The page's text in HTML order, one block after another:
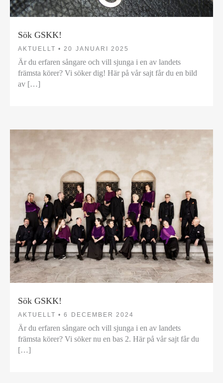
Sök GSKK!
AKTUELLT • 20 JANUARI 2025
Är du erfaren sångare och vill sjunga i en av landets
främsta körer? Vi söker dig! Här på vår sajt får du en bild
av […]
Sök GSKK!
AKTUELLT • 6 DECEMBER 2024
Är du erfaren sångare och vill sjunga i en av landets
främsta körer? Vi söker nu en bas 2. Här på vår sajt får du
[…]